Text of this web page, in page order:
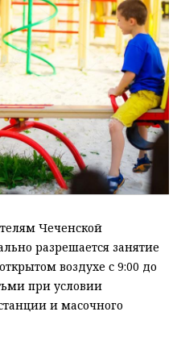
Чеченской
разрешается занятие
воздухе с 9:00 до
при условии
и масочного